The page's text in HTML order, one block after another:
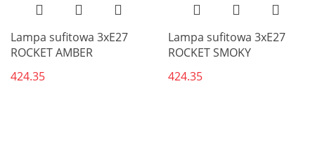
Lampa sufitowa 3xE27
ROCKET AMBER
424.35
Lampa sufitowa 3xE27
ROCKET SMOKY
424.35